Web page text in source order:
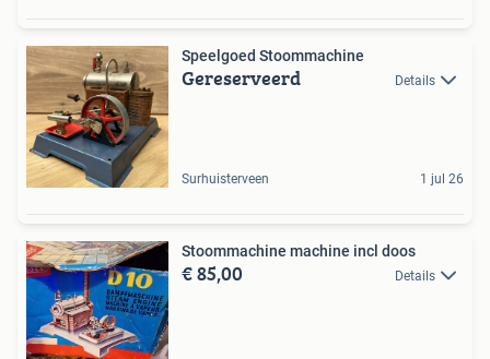
Speelgoed Stoommachine
Gereserveerd Details
Surhuisterveen 1 jul 26
Stoommachine machine incl doos
€ 85,00 Details